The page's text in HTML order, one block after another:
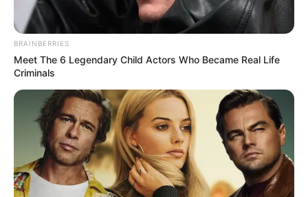
BRAINBERRIES
Meet The 6 Legendary Child Actors Who Became Real Life
Criminals